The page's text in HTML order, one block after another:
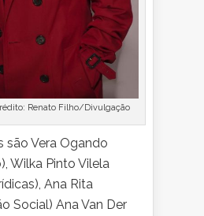
Renato Filho/Divulgação
são Vera Ogando
Wilka Pinto Vilela
Ana Rita
Social) Ana Van Der